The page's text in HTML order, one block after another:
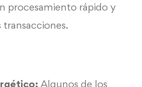
procesamiento rápido y
Algunos de los